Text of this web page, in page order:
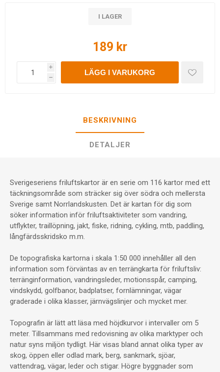
I LAGER
189 kr
i
h
LÄGG I VARUKORG
BESKRIVNING
DETALJER
Sverigeseriens friluftskartor är en serie om 116 kartor med ett
täckningsområde som sträcker sig över södra och mellersta
Sverige samt Norrlandskusten. Det är kartan för dig som
söker information inför friluftsaktiviteter som vandring,
utflykter, traillöpning, jakt, fiske, ridning, cykling, mtb, paddling,
långfärdsskridsko m.m.
De topografiska kartorna i skala 1:50 000 innehåller all den
information som förväntas av en terrängkarta för friluftsliv:
terränginformation, vandringsleder, motionsspår, camping,
vindskydd, golfbanor, badplatser, fornlämningar, vägar
graderade i olika klasser, järnvägslinjer och mycket mer.
Topografin är lätt att läsa med höjdkurvor i intervaller om 5
meter. Tillsammans med redovisning av olika marktyper och
natur syns miljön tydligt. Här visas bland annat olika typer av
skog, öppen eller odlad mark, berg, sankmark, sjöar,
vattendrag, vägar, leder och stigar. Högre byggnader som